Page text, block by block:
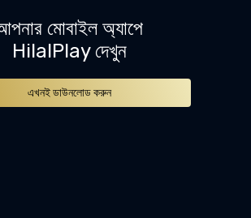
মোবাইল অ্যাপে
HilalPlay দেখুন
এখনই ডাউনলোড করুন